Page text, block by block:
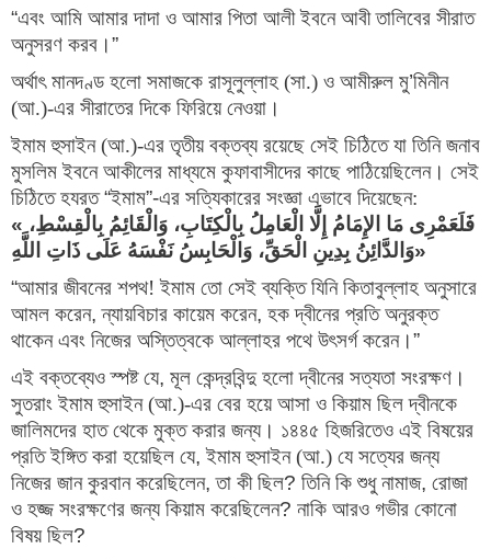
“এবং আমি আমার দাদা ও আমার পিতা আলী ইবনে আবী তালিবের সীরাত
অনুসরণ করব।”
অর্থাৎ মানদণ্ড হলো সমাজকে রাসূলুল্লাহ (সা.) ও আমীরুল মু’মিনীন
(আ.)-এর সীরাতের দিকে ফিরিয়ে নেওয়া।
ইমাম হুসাইন (আ.)-এর তৃতীয় বক্তব্য রয়েছে সেই চিঠিতে যা তিনি জনাব
মুসলিম ইবনে আকীলের মাধ্যমে কুফাবাসীদের কাছে পাঠিয়েছিলেন। সেই
চিঠিতে হযরত “ইমাম”-এর সত্যিকারের সংজ্ঞা এভাবে দিয়েছেন:
« فَلَعَمْرِی مَا الإِمَامُ إِلَّا الْعَامِلُ بِالْکِتَابِ، وَالْقَائِمُ بِالْقِسْطِ،
وَالدَّائِنُ بِدِینِ الْحَقِّ، وَالْحَابِسُ نَفْسَهُ عَلَى ذَاتِ اللَّهِ»
“আমার জীবনের শপথ! ইমাম তো সেই ব্যক্তি যিনি কিতাবুল্লাহ অনুসারে
আমল করেন, ন্যায়বিচার কায়েম করেন, হক দ্বীনের প্রতি অনুরক্ত
থাকেন এবং নিজের অস্তিত্বকে আল্লাহর পথে উৎসর্গ করেন।”
এই বক্তব্যেও স্পষ্ট যে, মূল কেন্দ্রবিন্দু হলো দ্বীনের সত্যতা সংরক্ষণ।
সুতরাং ইমাম হুসাইন (আ.)-এর বের হয়ে আসা ও কিয়াম ছিল দ্বীনকে
জালিমদের হাত থেকে মুক্ত করার জন্য। ১৪৪৫ হিজরিতেও এই বিষয়ের
প্রতি ইঙ্গিত করা হয়েছিল যে, ইমাম হুসাইন (আ.) যে সত্যের জন্য
নিজের জান কুরবান করেছিলেন, তা কী ছিল? তিনি কি শুধু নামাজ, রোজা
ও হজ্জ সংরক্ষণের জন্য কিয়াম করেছিলেন? নাকি আরও গভীর কোনো
বিষয় ছিল?